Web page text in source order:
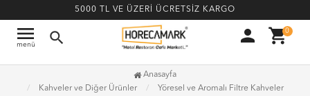
5000 TL VE ÜZERİ ÜCRETSİZ KARGO
menu
menü search person shopping_cart0
Anasayfa
Kahveler ve Diğer Ürünler
Yöresel ve Aromalı Filtre Kahveler